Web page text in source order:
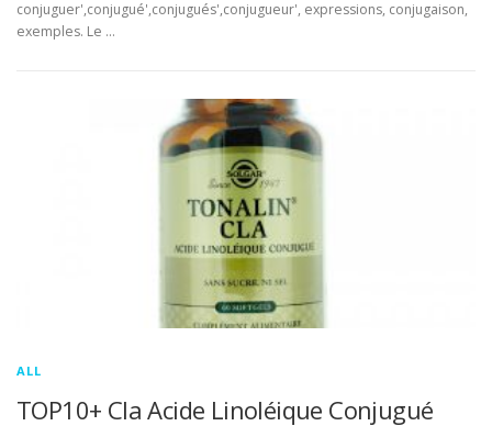
conjuguer',conjugué',conjugués',conjugueur', expressions, conjugaison,
exemples. Le …
ALL
TOP10+ Cla Acide Linoléique Conjugué